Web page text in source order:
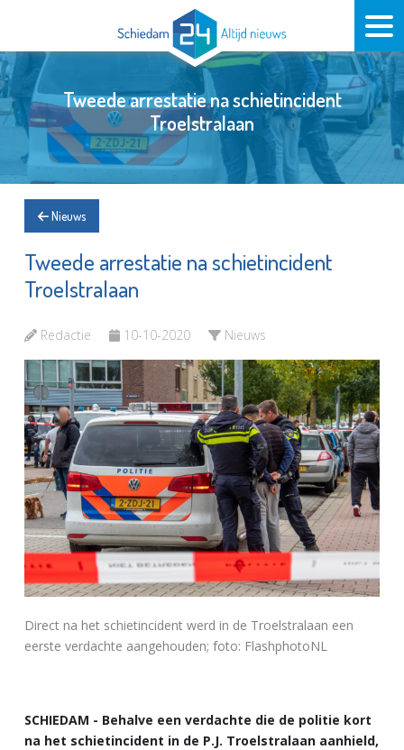
Tweede arrestatie na schietincident
Troelstralaan
Nieuws
Tweede arrestatie na schietincident
Troelstralaan
Redactie 10-10-2020 Nieuws
Direct na het schietincident werd in de Troelstralaan een
eerste verdachte aangehouden; foto: FlashphotoNL
SCHIEDAM - Behalve een verdachte die de politie kort
na het schietincident in de P.J. Troelstralaan aanhield,